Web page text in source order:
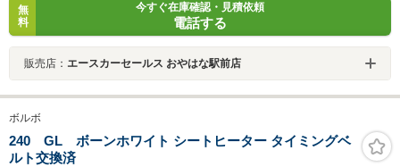
無
料
今すぐ在庫確認・見積依頼
電話する
販売店： エースカーセールス おやはな駅前店
ボルボ
240 GL ボーンホワイト シートヒーター タイミングベ
ルト交換済